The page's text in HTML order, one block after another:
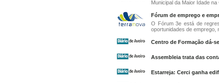
Municipal da Maior Idade
Fórum de emprego e
O Fórum 3e está de
oportunidades de emprego,
Centro de Formação dá-
Assembleia trata das
Estarreja: Cerci ganha